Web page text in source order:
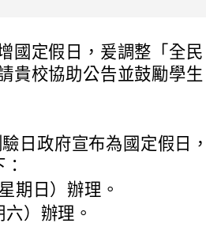
國定假日，爰調整「全民
貴校協助公告並鼓勵學生
日政府宣布為國定假日，
期日）辦理。
）辦理。